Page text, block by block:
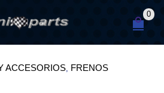
0
ACCESORIOS FRENOS